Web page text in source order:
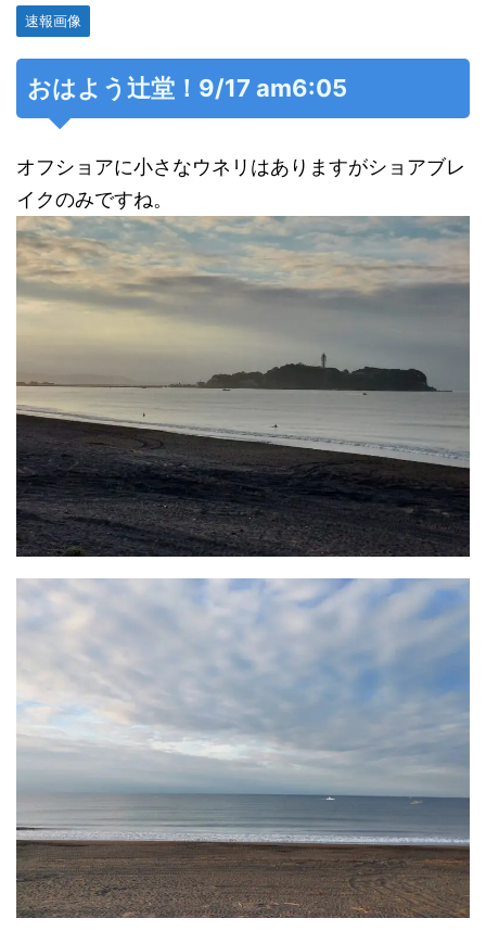
速報画像
おはよう辻堂！9/17 am6:05
オフショアに小さなウネリはありますがショアブレ
イクのみですね。